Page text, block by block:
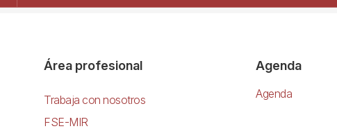
Área profesional
Trabaja con nosotros
FSE-MIR
Agenda
Agenda